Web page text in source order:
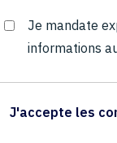
Je mandate
informations
J'accepte les